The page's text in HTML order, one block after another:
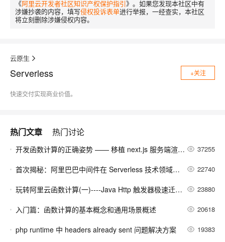
《阿里云开发者社区知识产权保护指引》。如果您发现本社区中有
涉嫌抄袭的内容，填写侵权投诉表单进行举报，一经查实，本社区
将立刻删除涉嫌侵权内容。
云原生
Serverless +关注
快速交付实现商业价值。
热门文章 热门讨论
开发函数计算的正确姿势 —— 移植 next.js 服务端渲染框架 37255
首次揭秘：阿里巴巴中间件在 Serverless 技术领域的探索 22740
玩转阿里云函数计算(一)----Java Http 触发器极速迁移传统 Spring 应用 23880
入门篇：函数计算的基本概念和通用场景概述 20618
php runtime 中 headers already sent 问题解决方案 19383